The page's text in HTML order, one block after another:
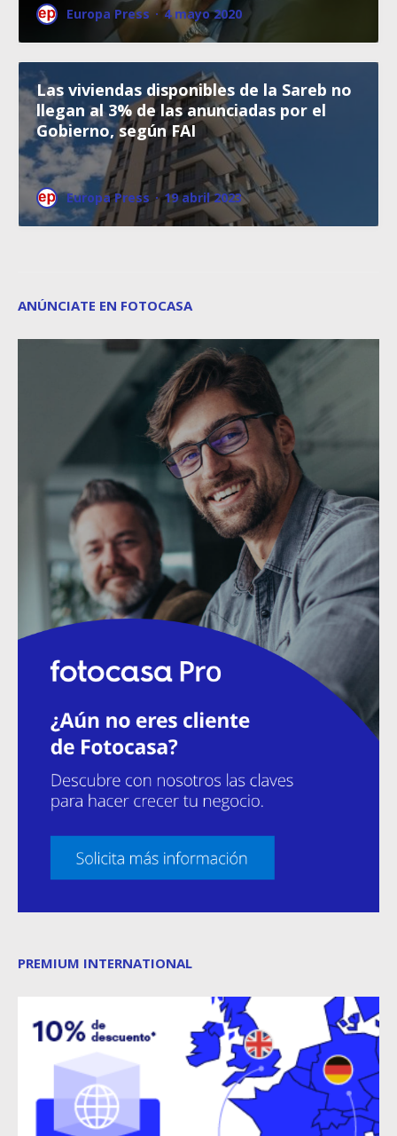
Europa Press · 4 mayo 2020
Las viviendas disponibles de la Sareb no
llegan al 3% de las anunciadas por el
Gobierno, según FAI
Europa Press · 19 abril 2023
ANÚNCIATE EN FOTOCASA
PREMIUM INTERNATIONAL